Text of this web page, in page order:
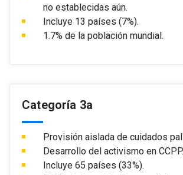
no establecidas aún.
Incluye 13 países (7%).
1.7% de la población mundial.
Categoría 3a
Provisión aislada de cuidados
Desarrollo del activismo en CCPP.
Incluye 65 países (33%).